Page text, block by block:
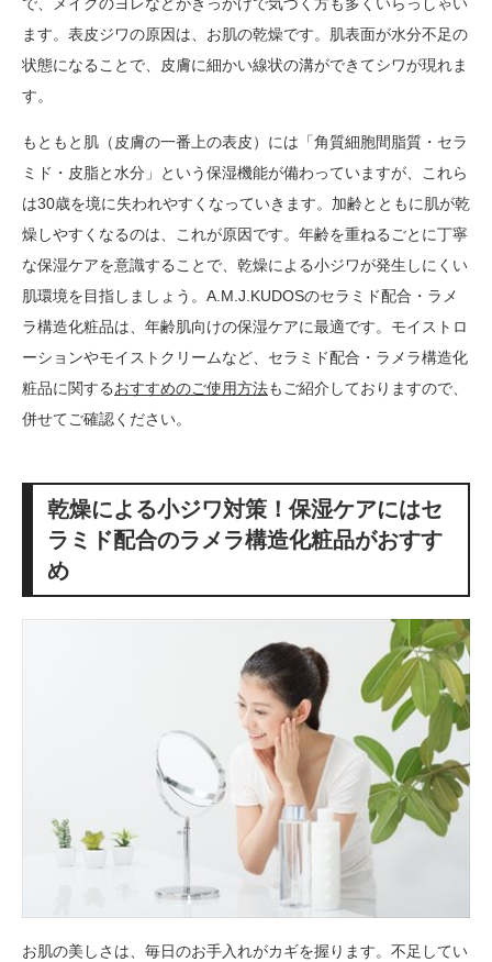
ます。表皮ジワの原因は、お肌の乾燥です。肌表面が水分不足の
状態になることで、皮膚に細かい線状の溝ができてシワが現れま
す。
もともと肌（皮膚の一番上の表皮）には「角質細胞間脂質・セラ
ミド・皮脂と水分」という保湿機能が備わっていますが、これら
は30歳を境に失われやすくなっていきます。加齢とともに肌が乾
燥しやすくなるのは、これが原因です。年齢を重ねるごとに丁寧
な保湿ケアを意識することで、乾燥による小ジワが発生しにくい
肌環境を目指しましょう。A.M.J.KUDOSのセラミド配合・ラメ
ラ構造化粧品は、年齢肌向けの保湿ケアに最適です。モイストロ
ーションやモイストクリームなど、セラミド配合・ラメラ構造化
粧品に関するおすすめのご使用方法もご紹介しておりますので、
併せてご確認ください。
乾燥による小ジワ対策！保湿ケアにはセ
ラミド配合のラメラ構造化粧品がおすす
め
お肌の美しさは、毎日のお手入れがカギを握ります。不足してい